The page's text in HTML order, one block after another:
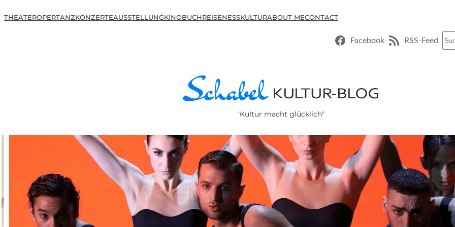
THEATEROPERTANZKONZERTEAUSSTELLUNGKINOBUCHREISENESSKULTURABOUT MECONTACT
Facebook RSS-Feed
"Kultur macht glücklich"